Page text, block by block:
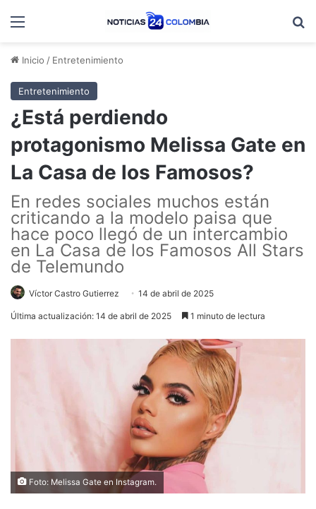
Menú
Inicio / Entretenimiento
Entretenimiento
¿Está perdiendo
protagonismo Melissa Gate en
La Casa de los Famosos?
En redes sociales muchos están
criticando a la modelo paisa que
hace poco llegó de un intercambio
en La Casa de los Famosos All Stars
de Telemundo
Víctor Castro Gutierrez 14 de abril de 2025
Última actualización: 14 de abril de 2025 1 minuto de lectura
Foto: Melissa Gate en Instagram.